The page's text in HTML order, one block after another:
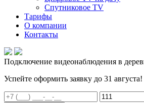
Спутниковое TV
Тарифы
О компании
Контакты
Подключение видеонаблюдения в
Успейте оформить заявку до 31 августа!